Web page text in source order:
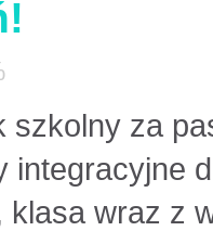
szkolny za
integracyjne
klasa wraz z